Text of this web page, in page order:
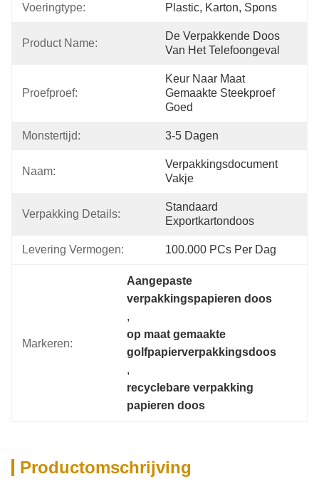
Voeringtype: Plastic, Karton, Spons
Product Name:
De Verpakkende Doos
Van Het Telefoongeval
Proefproef:
Keur Naar Maat
Gemaakte Steekproef
Goed
Monstertijd: 3-5 Dagen
Naam:
Verpakkingsdocument
Vakje
Verpakking Details:
Standaard
Exportkartondoos
Levering Vermogen: 100.000 PCs Per Dag
Markeren:
Aangepaste
verpakkingspapieren doos
,
op maat gemaakte
golfpapierverpakkingsdoos
,
recyclebare verpakking
papieren doos
Productomschrijving